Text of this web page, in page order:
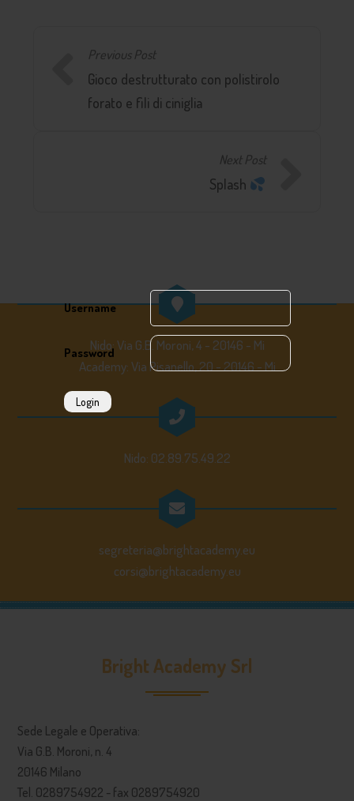
Username
Password
Login
Previous Post
Gioco destrutturato con polistirolo
forato e fili di ciniglia
Next Post
Splash
Nido: Via G.B. Moroni, 4 - 20146 - Mi
Academy: Via Pisanello, 20 - 20146 - Mi
Nido: 02.89.75.49.22
segreteria@brightacademy.eu
corsi@brightacademy.eu
Bright Academy Srl
Sede Legale e Operativa:
Via G.B. Moroni, n. 4
20146 Milano
Tel. 0289754922 - fax 0289754920